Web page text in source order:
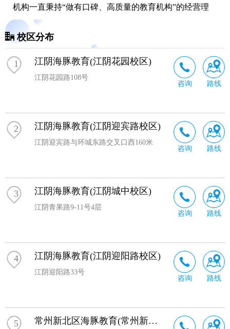
机构一直秉持“做有口碑、高质量的教育机构”的经营理
念，并长期坚持“乐于学习、敬业、诚信”的企业文化，力
争对外通过高品质服务取得客户的尊重与认可，赢得口碑
与品牌；对内成就员工，实现员工个人价值公平公正发
挥，为家庭、为社会贡献价值。
校区分布
1 江阴海豚教育(江阴花园校区)
江阴花园路108号
咨询 路线
2 江阴海豚教育(江阴迎宾路校区)
江阴迎宾路与环城东路交叉口西160米
咨询 路线
3 江阴海豚教育(江阴城中校区)
江阴青果路9-11号4层
咨询 路线
4 江阴海豚教育(江阴迎阳路校区)
江阴迎阳路33号
咨询 路线
5 常州新北区海豚教育(常州新北校区)